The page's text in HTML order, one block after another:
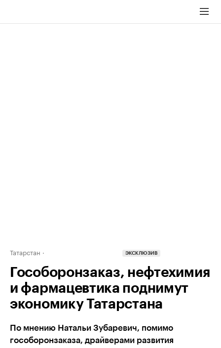
Татарстан ЭКСКЛЮЗИВ
Гособоронзаказ, нефтехимия
и фармацевтика поднимут
экономику Татарстана
По мнению Натальи Зубаревич, помимо
гособоронзаказа, драйверами развития